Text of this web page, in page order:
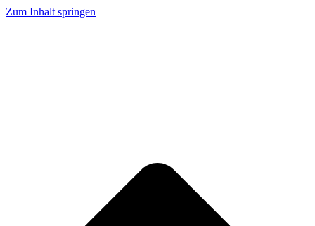
Zum Inhalt springen